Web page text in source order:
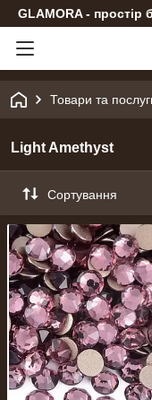
GLAMORA - простір
Товари та
Light Amethyst
Сортування